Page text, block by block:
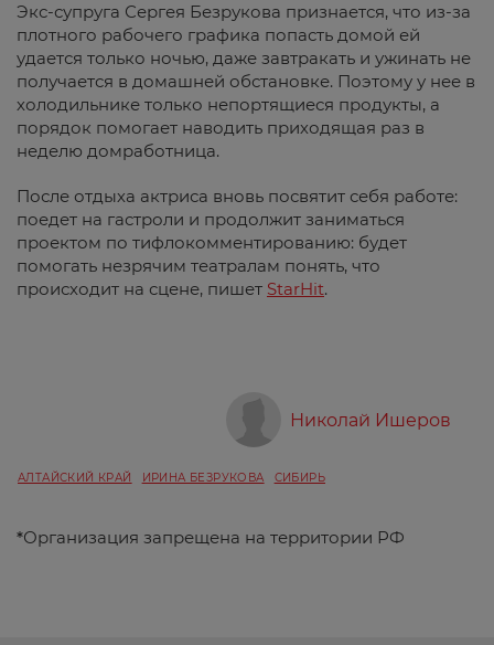
Экс-супруга Сергея Безрукова признается, что из-за
плотного рабочего графика попасть домой ей
удается только ночью, даже завтракать и ужинать не
получается в домашней обстановке. Поэтому у нее в
холодильнике только непортящиеся продукты, а
порядок помогает наводить приходящая раз в
неделю домработница.
После отдыха актриса вновь посвятит себя работе:
поедет на гастроли и продолжит заниматься
проектом по тифлокомментированию: будет
помогать незрячим театралам понять, что
происходит на сцене, пишет StarHit.
Николай Ишеров
АЛТАЙСКИЙ КРАЙ ИРИНА БЕЗРУКОВА СИБИРЬ
*Организация запрещена на территории РФ